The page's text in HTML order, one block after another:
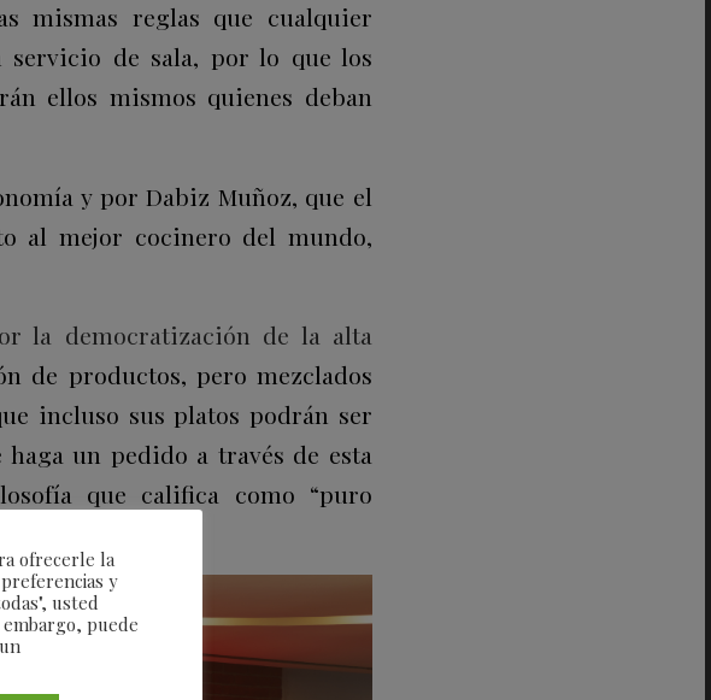
mismas reglas que cualquier
servicio de sala, por lo que los
ellos mismos quienes deban
y por Dabiz Muñoz, que el
al mejor cocinero del mundo,
la democratización de la alta
de productos, pero mezclados
incluso sus platos podrán ser
un pedido a través de esta
que califica como “puro
ofrecerle la
y
usted
embargo, puede